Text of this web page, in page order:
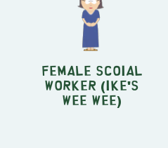
Female Scoial
Worker (Ike's
Wee Wee)